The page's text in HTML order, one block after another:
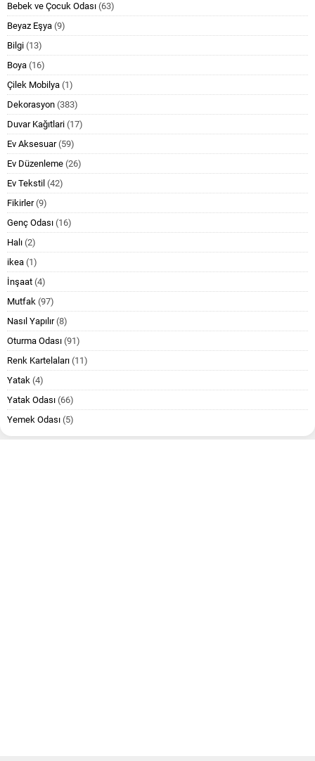
Bebek ve Çocuk Odası (63)
Beyaz Eşya (9)
Bilgi (13)
Boya (16)
Çilek Mobilya (1)
Dekorasyon (383)
Duvar Kağıtlari (17)
Ev Aksesuar(59)
Ev Düzenleme (26)
Ev Tekstil (42)
Fikirler(9)
Genç Odası (16)
Halı (2)
ikea (1)
İnşaat (4)
Mutfak (97)
Nasıl Yapılır(8)
Oturma Odası (91)
Renk Kartelaları (11)
Yatak (4)
Yatak Odası (66)
Yemek Odası (5)